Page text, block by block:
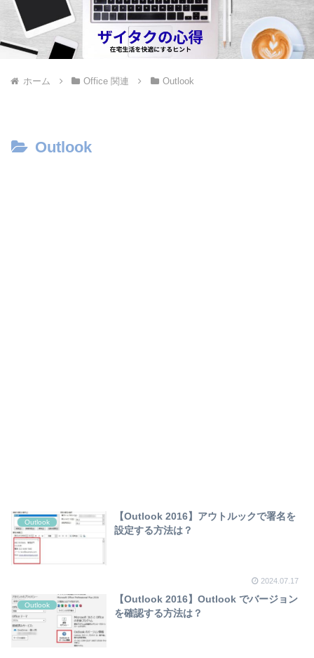
ホーム Office 関連 Outlook
Outlook
Outlook
【Outlook 2016】アウトルックで署名を
設定する方法は？
2024.07.17
Outlook
【Outlook 2016】Outlook でバージョン
を確認する方法は？